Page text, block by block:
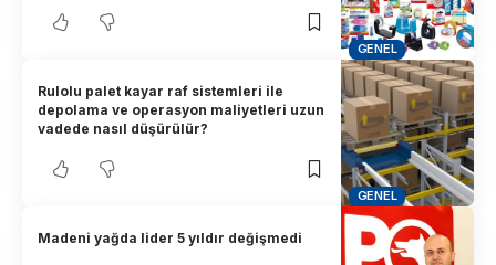
GENEL
GENEL
Rulolu palet kayar raf sistemleri ile
depolama ve operasyon maliyetleri uzun
vadede nasıl düşürülür?
Madeni yağda lider 5 yıldır değişmedi